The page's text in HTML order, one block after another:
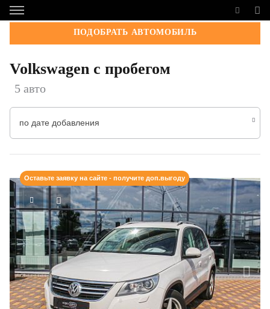
ПОДОБРАТЬ АВТОМОБИЛЬ
Volkswagen с пробегом
5 авто
по дате добавления
Оставьте заявку на сайте - получите доп.выгоду